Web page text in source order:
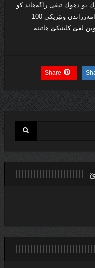
بو دهوك تیڤى راگه‌هاند كو
ل هه‌یڤا 3 یائه‌ف ساله‌ ئه‌ف كلینیكه‌ هاتیه‌ دامه‌زراندن ونێزیكى 100
لڤێ كلینیكێ هاتینه‌
Share